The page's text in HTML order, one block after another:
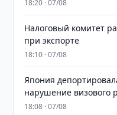
18:20 · 07/08
Налоговый комитет
при экспорте
18:10 · 07/08
Япония
нарушение визового
18:08 · 07/08